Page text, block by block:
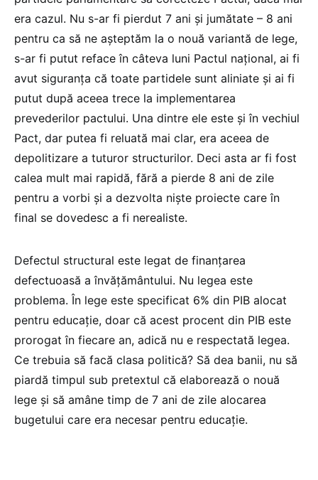
era cazul. Nu s-ar fi pierdut 7 ani și jumătate – 8 ani
pentru ca să ne așteptăm la o nouă variantă de lege,
s-ar fi putut reface în câteva luni Pactul național, ai fi
avut siguranța că toate partidele sunt aliniate și ai fi
putut după aceea trece la implementarea
prevederilor pactului. Una dintre ele este și în vechiul
Pact, dar putea fi reluată mai clar, era aceea de
depolitizare a tuturor structurilor. Deci asta ar fi fost
calea mult mai rapidă, fără a pierde 8 ani de zile
pentru a vorbi și a dezvolta niște proiecte care în
final se dovedesc a fi nerealiste.
Defectul structural este legat de finanțarea
defectuoasă a învățământului. Nu legea este
problema. În lege este specificat 6% din PIB alocat
pentru educație, doar că acest procent din PIB este
prorogat în fiecare an, adică nu e respectată legea.
Ce trebuia să facă clasa politică? Să dea banii, nu să
piardă timpul sub pretextul că elaborează o nouă
lege și să amâne timp de 7 ani de zile alocarea
bugetului care era necesar pentru educație.